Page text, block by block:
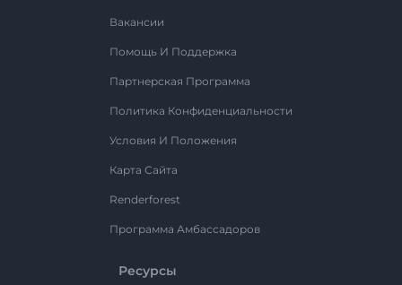
Вакансии
Помощь И Поддержка
Партнерская Программа
Политика Конфиденциальности
Условия И Положения
Карта Сайта
Renderforest
Программа Амбассадоров
Ресурсы